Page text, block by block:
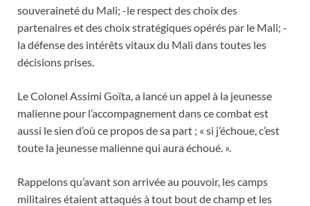
souveraineté du Mali; -le respect des choix des
partenaires et des choix stratégiques opérés par le Mali; -
la défense des intérêts vitaux du Mali dans toutes les
décisions prises.
Le Colonel Assimi Goïta, a lancé un appel à la jeunesse
malienne pour l’accompagnement dans ce combat est
aussi le sien d’où ce propos de sa part ; « si j’échoue, c’est
toute la jeunesse malienne qui aura échoué. ».
Rappelons qu’avant son arrivée au pouvoir, les camps
militaires étaient attaqués à tout bout de champ et les